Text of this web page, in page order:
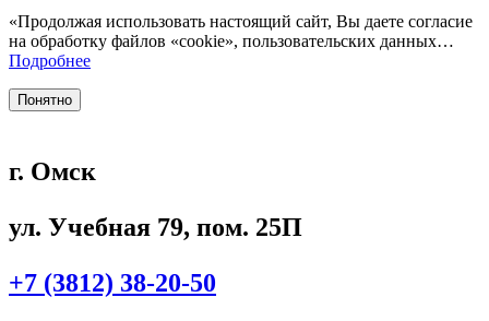
«Продолжая использовать настоящий сайт, Вы даете согласие
на обработку файлов «cookie», пользовательских данных…
Подробнее
Понятно
г. Омск
ул. Учебная 79, пом. 25П
+7 (3812) 38-20-50